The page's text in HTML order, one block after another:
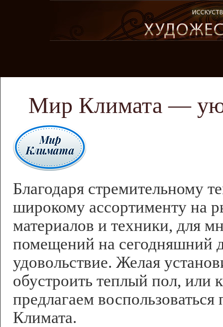
Мир Климата —
Благодаря стремительному
широкому ассортименту на
материалов и техники, для
помещений на сегодняшний
удовольствие. Желая
обустроить теплый пол, или
предлагаем
Климата.